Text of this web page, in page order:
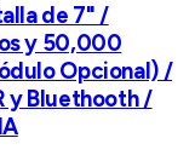
de 7" /
y 50,000
Opcional) /
y Bluethooth /